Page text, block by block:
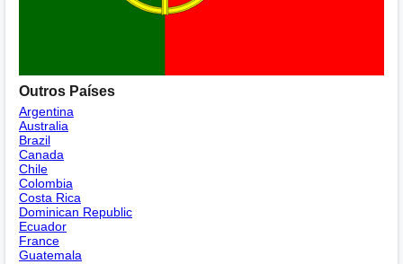
Outros Países
Argentina
Australia
Brazil
Canada
Chile
Colombia
Costa Rica
Dominican Republic
Ecuador
France
Guatemala